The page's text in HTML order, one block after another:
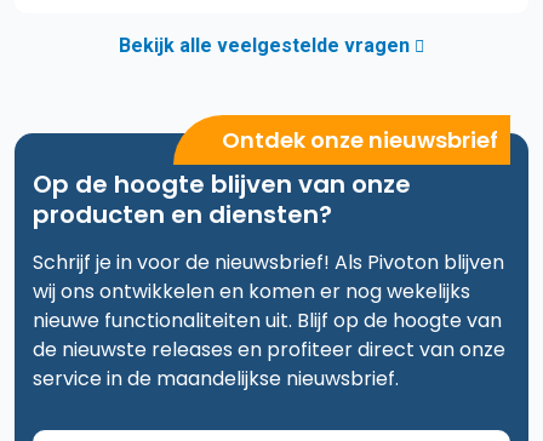
Bekijk alle veelgestelde vragen
Ontdek onze nieuwsbrief
Op de hoogte blijven van onze
producten en diensten?
Schrijf je in voor de nieuwsbrief! Als Pivoton blijven
wij ons ontwikkelen en komen er nog wekelijks
nieuwe functionaliteiten uit. Blijf op de hoogte van
de nieuwste releases en profiteer direct van onze
service in de maandelijkse nieuwsbrief.